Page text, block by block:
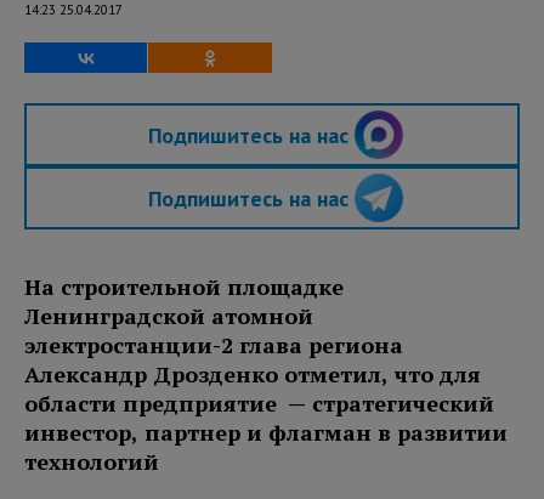
14:23 25.04.2017
Подпишитесь на нас
Подпишитесь на нас
На строительной площадке
Ленинградской атомной
электростанции-2 глава региона
Александр Дрозденко отметил, что для
области предприятие — стратегический
инвестор, партнер и флагман в развитии
технологий